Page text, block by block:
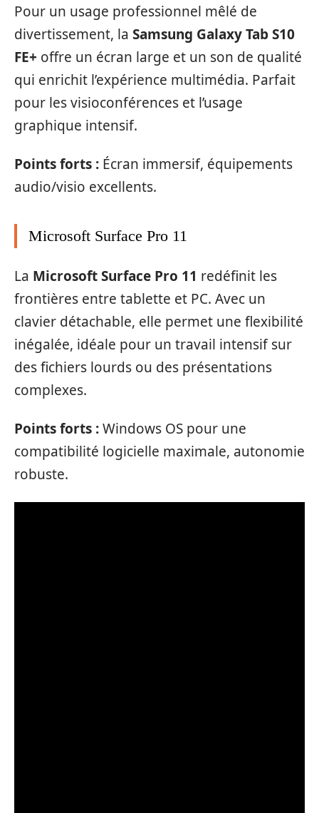
Pour un usage professionnel mêlé de
divertissement, la Samsung Galaxy Tab S10
FE+ offre un écran large et un son de qualité
qui enrichit l’expérience multimédia. Parfait
pour les visioconférences et l’usage
graphique intensif.
Points forts : Écran immersif, équipements
audio/visio excellents.
Microsoft Surface Pro 11
La Microsoft Surface Pro 11 redéfinit les
frontières entre tablette et PC. Avec un
clavier détachable, elle permet une flexibilité
inégalée, idéale pour un travail intensif sur
des fichiers lourds ou des présentations
complexes.
Points forts :Windows OS pour une
compatibilité logicielle maximale, autonomie
robuste.